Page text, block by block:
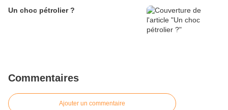
Un choc pétrolier ?
Commentaires
Ajouter un commentaire